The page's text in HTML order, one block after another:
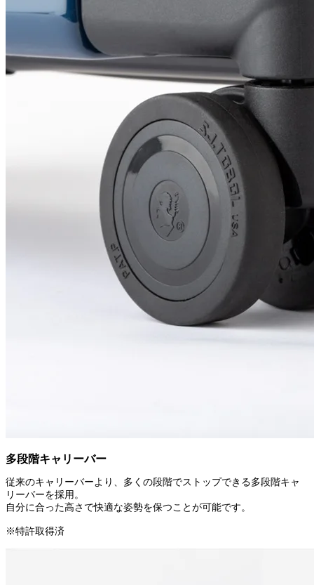
多段階キャリーバー
従来のキャリーバーより、多くの段階でストップできる多段階キャ
リーバーを採用。
自分に合った高さで快適な姿勢を保つことが可能です。
※特許取得済